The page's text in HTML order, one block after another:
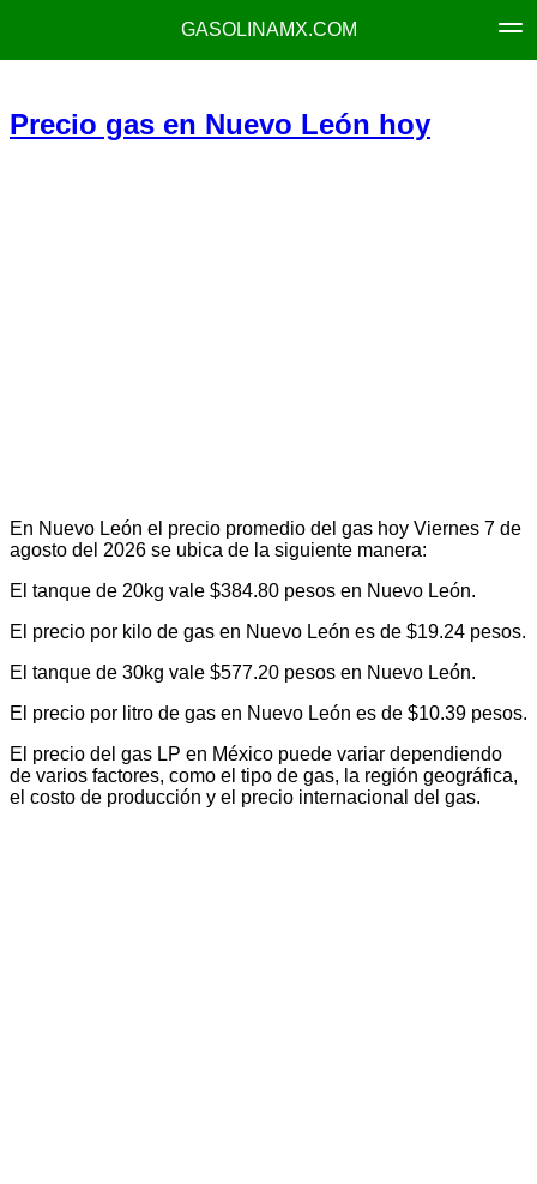
GASOLINAMX.COM
Precio gas en Nuevo León hoy
En Nuevo León el precio promedio del gas hoy Viernes 7 de
agosto del 2026 se ubica de la siguiente manera:
El tanque de 20kg vale $384.80 pesos en Nuevo León.
El precio por kilo de gas en Nuevo León es de $19.24 pesos.
El tanque de 30kg vale $577.20 pesos en Nuevo León.
El precio por litro de gas en Nuevo León es de $10.39 pesos.
El precio del gas LP en México puede variar dependiendo
de varios factores, como el tipo de gas, la región geográfica,
el costo de producción y el precio internacional del gas.